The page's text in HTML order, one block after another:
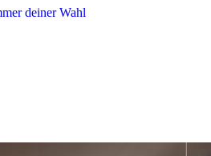
deiner Wahl